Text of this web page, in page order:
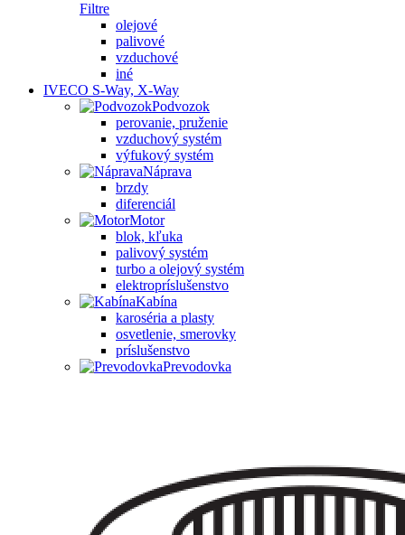
Filtre
olejové
palivové
vzduchové
iné
IVECO S-Way, X-Way
Podvozok
perovanie, pruženie
vzduchový systém
výfukový systém
Náprava
brzdy
diferenciál
Motor
blok, kľuka
palivový systém
turbo a olejový systém
elektropríslušenstvo
Kabína
karoséria a plasty
osvetlenie, smerovky
príslušenstvo
Prevodovka